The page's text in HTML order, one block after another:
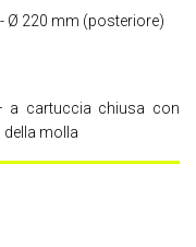
Ø 220 mm (posteriore)
a cartuccia chiusa con
molla